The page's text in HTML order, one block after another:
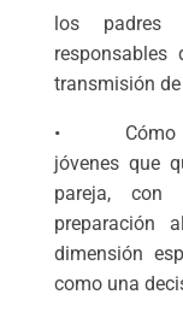
los padres
transmisión
• Cómo
jóvenes que
pareja, con
preparación
dimensión
como una